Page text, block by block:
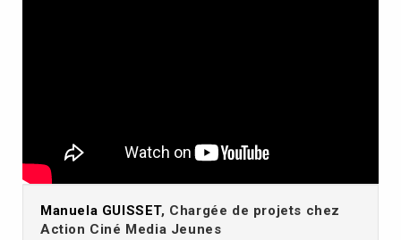
Manuela GUISSET, Chargée de projets chez
Action Ciné Media Jeunes